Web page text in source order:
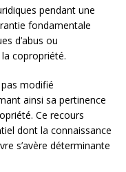
pendant une
fondamentale
d’abus ou
copropriété.
modifié
ainsi sa pertinence
Ce recours
dont la connaissance
s’avère déterminante